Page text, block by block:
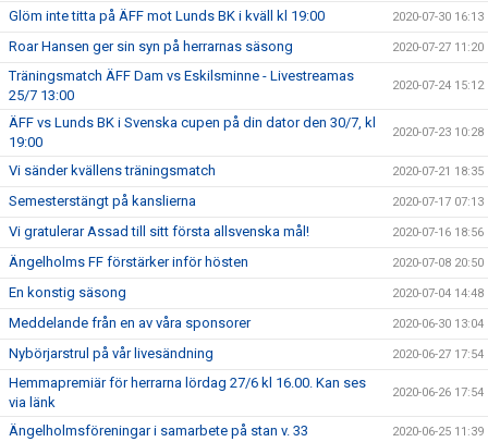
Glöm inte titta på ÄFF mot Lunds BK i kväll kl 19:00 2020-07-30 16:13
Roar Hansen ger sin syn på herrarnas säsong 2020-07-27 11:20
Träningsmatch ÄFF Dam vs Eskilsminne - Livestreamas
25/7 13:00
2020-07-24 15:12
ÄFF vs Lunds BK i Svenska cupen på din dator den 30/7, kl
19:00
2020-07-23 10:28
Vi sänder kvällens träningsmatch 2020-07-21 18:35
Semesterstängt på kanslierna 2020-07-17 07:13
Vi gratulerar Assad till sitt första allsvenska mål! 2020-07-16 18:56
Ängelholms FF förstärker inför hösten 2020-07-08 20:50
En konstig säsong 2020-07-04 14:48
Meddelande från en av våra sponsorer 2020-06-30 13:04
Nybörjarstrul på vår livesändning 2020-06-27 17:54
Hemmapremiär för herrarna lördag 27/6 kl 16.00. Kan ses
via länk
2020-06-26 17:54
Ängelholmsföreningar i samarbete på stan v. 33 2020-06-25 11:39